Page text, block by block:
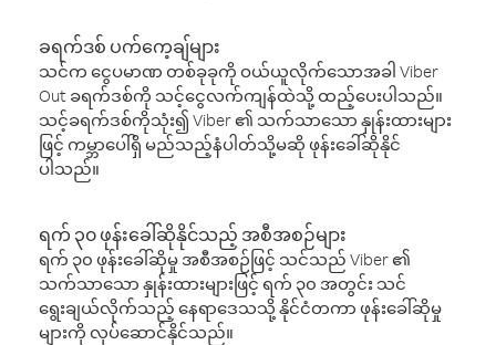
ခရက်ဒစ် ပက်ကေ့ချ်များ
သင်က ငွေပမာဏ တစ်ခုခုကို ဝယ်ယူလိုက်သောအခါ Viber
Out ခရက်ဒစ်ကို သင့်ငွေလက်ကျန်ထဲသို့ ထည့်ပေးပါသည်။
သင့်ခရက်ဒစ်ကိုသုံး၍ Viber ၏ သက်သာသော နှုန်းထားများ
ဖြင့် ကမ္ဘာပေါ်ရှိ မည်သည့်နံပါတ်သို့မဆို ဖုန်းခေါ်ဆိုနိုင်
ပါသည်။
ရက် ၃၀ ဖုန်းခေါ်ဆိုနိုင်သည့် အစီအစဉ်များ
ရက် ၃၀ ဖုန်းခေါ်ဆိုမှု အစီအစဉ်ဖြင့် သင်သည် Viber ၏
သက်သာသော နှုန်းထားများဖြင့် ရက် ၃၀ အတွင်း သင်
ရွေးချယ်လိုက်သည့် နေရာဒေသသို့ နိုင်ငံတကာ ဖုန်းခေါ်ဆိုမှု
များကို လုပ်ဆောင်နိုင်သည်။